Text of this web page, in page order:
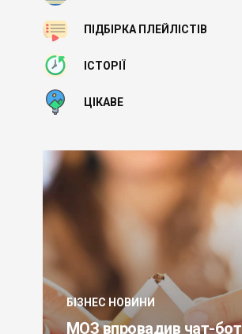
ПІДБІРКА ПЛЕЙЛІСТІВ
ІСТОРІЇ
ЦІКАВЕ
БІЗНЕС НОВИНИ
МОЗ впровадив чат-бот